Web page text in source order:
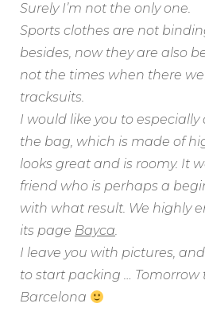
Surely I’m not the only one.
Sports clothes are not
besides, now they are also
not the times when there
tracksuits.
I would like you to
the bag, which is made of
looks great and is roomy. It
friend who is perhaps a
with what result. We highly
its page Bayca.
I leave you with pictures,
to start packing … Tomorrow
Barcelona